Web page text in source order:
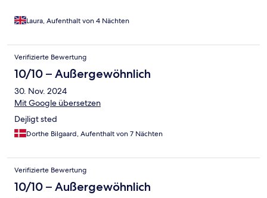
Laura, Aufenthalt von 4 Nächten
Verifizierte Bewertung
10/10 – Außergewöhnlich
30. Nov. 2024
Mit Google übersetzen
Dejligt sted
Dorthe Bilgaard, Aufenthalt von 7 Nächten
Verifizierte Bewertung
10/10 – Außergewöhnlich